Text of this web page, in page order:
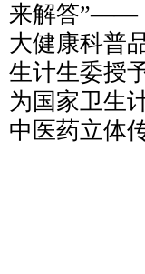
来解答”——
大健康科普
生计生委授
为国家卫生
中医药立体